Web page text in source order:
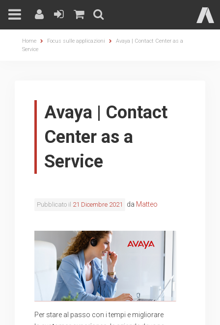
Home Focus sulle applicazioni
Avaya | Contact Center as a
Service
Avaya | Contact
Center as a
Service
Pubblicato il 21 Dicembre 2021 da Matteo
Per stare al passo con i tempi e migliorare